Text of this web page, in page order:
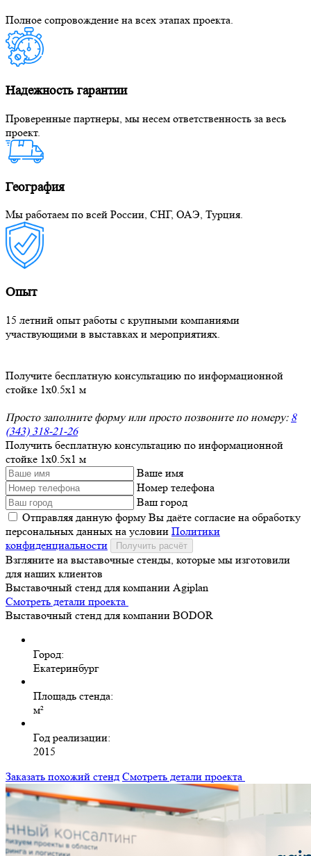
Полное сопровождение на всех этапах проекта.
Надежность гарантии
Проверенные партнеры, мы несем ответственность за весь
проект.
География
Мы работаем по всей России, СНГ, ОАЭ, Турция.
Опыт
15 летний опыт работы с крупными компаниями
участвующими в выставках и мероприятиях.
Получите бесплатную консультацию по информационной
стойке 1x0.5x1 м
Просто заполните форму или просто позвоните по номеру: 8
(343) 318-21-26
Получить бесплатную консультацию по информационной
стойке 1x0.5x1 м
Ваше имя
Номер телефона
Ваш город
Отправляя данную форму Вы даёте согласие на обработку
персональных данных на условии Политики
конфиденциальности
Получить расчёт
Взгляните на выставочные стенды, которые мы изготовили
для наших клиентов
Выставочный стенд для компании Agiplan
Смотреть детали проекта
Выставочный стенд для компании BODOR
Город:
Екатеринбург
Площадь стенда:
м²
Год реализации:
2015
Заказать похожий стенд Смотреть детали проекта